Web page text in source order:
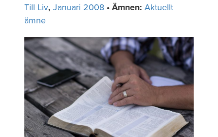
Till Liv, Januari 2008 • Ämnen: Aktuellt
ämne